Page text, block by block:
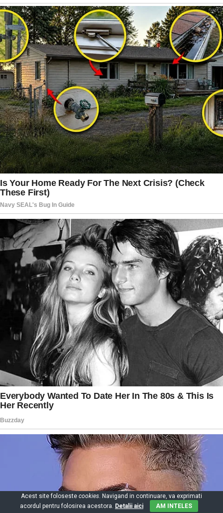
Acest site foloseste cookies. Navigand in continuare, va exprimati
acordul pentru folosirea acestora. Detalii aici AM INTELES